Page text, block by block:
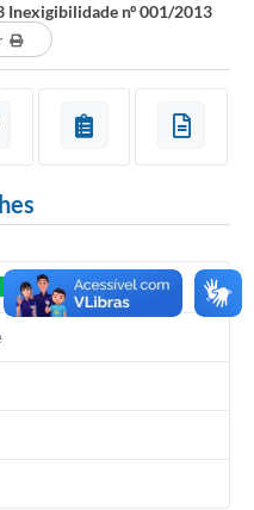
Inexigibilidade nº 001/2013